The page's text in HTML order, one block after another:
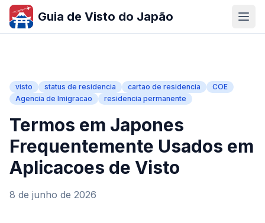
Guia de Visto do Japão
visto status de residencia cartao de residencia
COE
Agencia de Imigracao
residencia permanente
Termos em Japones
Frequentemente Usados em
Aplicacoes de Visto
8 de junho de 2026